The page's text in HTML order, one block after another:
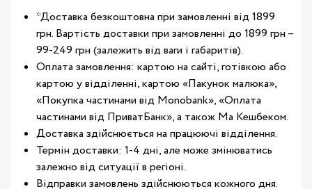
*Доставка безкоштовна при замовленні від 1899
грн. Вартість доставки при замовленні до 1899 грн –
99-249 грн (залежить від ваги і габаритів).
Оплата замовлення: картою на сайті, готівкою або
картою у відділенні, картою «Пакунок малюка»,
«Покупка частинами від Monobank», «Оплата
частинами від ПриватБанк», а також Ма Кешбеком.
Доставка здійснюється на працюючі відділення.
Термін доставки: 1-4 дні, але може змінюватись
залежно від ситуації в регіоні.
Відправки замовлень здійснюються кожного дня.